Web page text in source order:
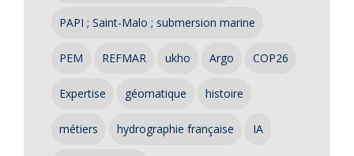
PAPI ; Saint-Malo ; submersion marine
PEM REFMAR ukho Argo COP26
Expertise géomatique histoire
métiers hydrographie française IA